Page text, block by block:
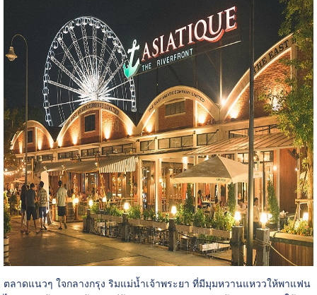
ตลาดแนวๆ ใจกลางกรุง ริมแม่น้ำเจ้าพระยา ที่มีมุมหวานแหววให้พาแฟน